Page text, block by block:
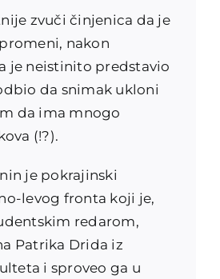
zvuči činjenica da je
nakon
je neistinito predstavio
da snimak ukloni
da ima mnogo
(!?).
je pokrajinski
levog fronta koji je,
redarom,
Patrika Drida iz
i sproveo ga u